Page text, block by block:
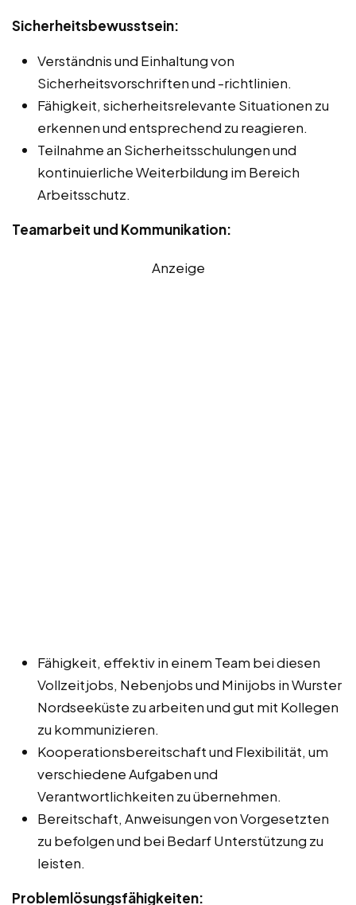
Sicherheitsbewusstsein:
Verständnis und Einhaltung von
Sicherheitsvorschriften und -richtlinien.
Fähigkeit, sicherheitsrelevante Situationen zu
erkennen und entsprechend zu reagieren.
Teilnahme an Sicherheitsschulungen und
kontinuierliche Weiterbildung im Bereich
Arbeitsschutz.
Teamarbeit und Kommunikation:
Anzeige
Fähigkeit, effektiv in einem Team bei diesen
Vollzeitjobs, Nebenjobs und Minijobs in Wurster
Nordseeküste zu arbeiten und gut mit Kollegen
zu kommunizieren.
Kooperationsbereitschaft und Flexibilität, um
verschiedene Aufgaben und
Verantwortlichkeiten zu übernehmen.
Bereitschaft, Anweisungen von Vorgesetzten
zu befolgen und bei Bedarf Unterstützung zu
leisten.
Problemlösungsfähigkeiten: